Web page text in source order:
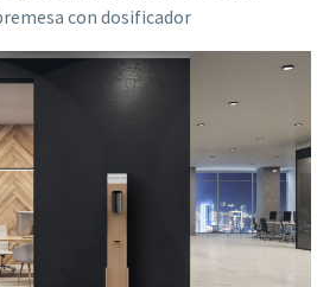
con dosificador